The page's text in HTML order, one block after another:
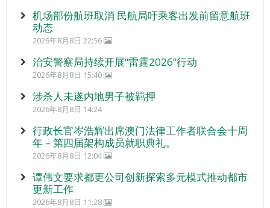
机场部份航班取消 民航局吁乘客出发前留意航班
动态
2026年8月8日 22:56
治安警察局持续开展“雷霆2026”行动
2026年8月8日 15:40
涉杀人未遂内地男子被羁押
2026年8月8日 14:24
行政长官岑浩辉出席澳门法律工作者联合会十周
年 – 第四届架构成员就职典礼。
2026年8月8日 12:04
谭伟文要求都更公司创新探索多元模式推动都市
更新工作
2026年8月8日 11:28